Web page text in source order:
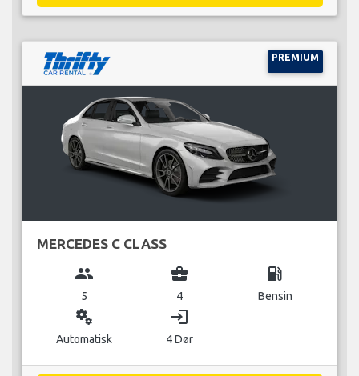
PREMIUM
MERCEDES C CLASS
group
5
business_center
4
local_gas_station
Bensin
miscellaneous_services
Automatisk
login
4 Dør